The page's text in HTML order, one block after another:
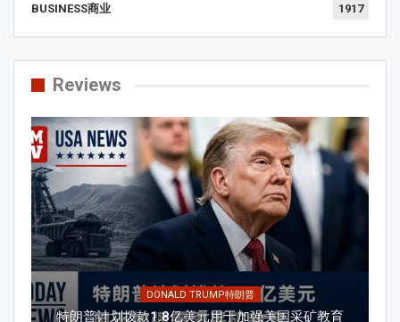
BUSINESS商业 1917
Reviews
DONALD TRUMP特朗普
特朗普计划拨款1.8亿美元用于加强美国采矿教育